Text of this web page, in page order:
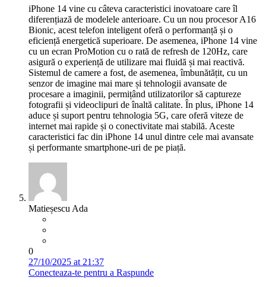
iPhone 14 vine cu câteva caracteristici inovatoare care îl
diferențiază de modelele anterioare. Cu un nou procesor A16
Bionic, acest telefon inteligent oferă o performanță și o
eficiență energetică superioare. De asemenea, iPhone 14 vine
cu un ecran ProMotion cu o rată de refresh de 120Hz, care
asigură o experiență de utilizare mai fluidă și mai reactivă.
Sistemul de camere a fost, de asemenea, îmbunătățit, cu un
senzor de imagine mai mare și tehnologii avansate de
procesare a imaginii, permițând utilizatorilor să captureze
fotografii și videoclipuri de înaltă calitate. În plus, iPhone 14
aduce și suport pentru tehnologia 5G, care oferă viteze de
internet mai rapide și o conectivitate mai stabilă. Aceste
caracteristici fac din iPhone 14 unul dintre cele mai avansate
și performante smartphone-uri de pe piață.
Matieșescu Ada
0
27/10/2025 at 21:37
Conecteaza-te pentru a Raspunde